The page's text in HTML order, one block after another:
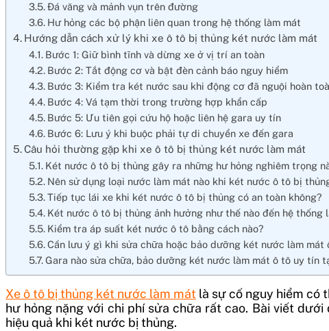
Đá văng và mảnh vụn trên đường
Hư hỏng các bộ phận liên quan trong hệ thống làm mát
Hướng dẫn cách xử lý khi xe ô tô bị thủng két nước làm mát
Bước 1: Giữ bình tĩnh và dừng xe ở vị trí an toàn
Bước 2: Tắt động cơ và bật đèn cảnh báo nguy hiểm
Bước 3: Kiểm tra két nước sau khi động cơ đã nguội hoàn
Bước 4: Vá tạm thời trong trường hợp khẩn cấp
Bước 5: Ưu tiên gọi cứu hộ hoặc liên hệ gara uy tín
Bước 6: Lưu ý khi buộc phải tự di chuyển xe đến gara
Câu hỏi thường gặp khi xe ô tô bị thủng két nước làm mát
Két nước ô tô bị thủng gây ra những hư hỏng nghiêm trọng
Nên sử dụng loại nước làm mát nào khi két nước ô tô bị
Tiếp tục lái xe khi két nước ô tô bị thủng có an toàn không?
Két nước ô tô bị thủng ảnh hưởng như thế nào đến hệ thống
Kiểm tra áp suất két nước ô tô bằng cách nào?
Cần lưu ý gì khi sửa chữa hoặc bảo dưỡng két nước làm mát
Gara nào sửa chữa, bảo dưỡng két nước làm mát ô tô uy tín
Xe ô tô bị thủng két nước làm mát là sự cố nguy hiểm có
hư hỏng nặng với chi phí sửa chữa rất cao. Bài viết dưới
hiệu quả khi két nước bị thủng.